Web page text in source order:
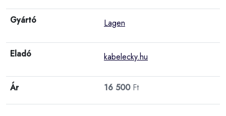
Gyártó Lagen
Eladó kabelecky.hu
Ár 16 500Ft